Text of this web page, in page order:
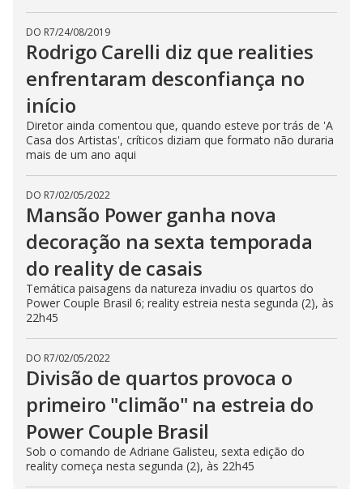
DO R7/24/08/2019
Rodrigo Carelli diz que realities
enfrentaram desconfiança no
início
Diretor ainda comentou que, quando esteve por trás de 'A
Casa dos Artistas', críticos diziam que formato não duraria
mais de um ano aqui
DO R7/02/05/2022
Mansão Power ganha nova
decoração na sexta temporada
do reality de casais
Temática paisagens da natureza invadiu os quartos do
Power Couple Brasil 6; reality estreia nesta segunda (2), às
22h45
DO R7/02/05/2022
Divisão de quartos provoca o
primeiro "climão" na estreia do
Power Couple Brasil
Sob o comando de Adriane Galisteu, sexta edição do
reality começa nesta segunda (2), às 22h45